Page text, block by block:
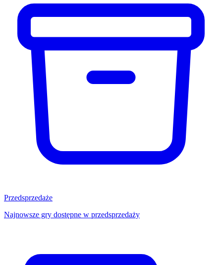
Przedsprzedaże
Najnowsze gry dostępne w przedsprzedaży